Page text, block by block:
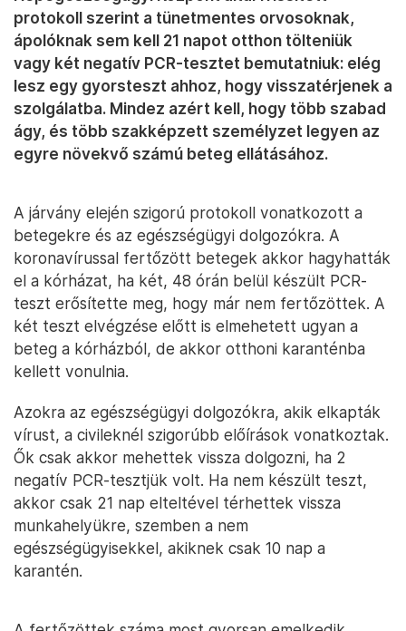
protokoll szerint a tünetmentes orvosoknak,
ápolóknak sem kell 21 napot otthon tölteniük
vagy két negatív PCR-tesztet bemutatniuk: elég
lesz egy gyorsteszt ahhoz, hogy visszatérjenek a
szolgálatba. Mindez azért kell, hogy több szabad
ágy, és több szakképzett személyzet legyen az
egyre növekvő számú beteg ellátásához.
A járvány elején szigorú protokoll vonatkozott a
betegekre és az egészségügyi dolgozókra. A
koronavírussal fertőzött betegek akkor hagyhatták
el a kórházat, ha két, 48 órán belül készült PCR-
teszt erősítette meg, hogy már nem fertőzöttek. A
két teszt elvégzése előtt is elmehetett ugyan a
beteg a kórházból, de akkor otthoni karanténba
kellett vonulnia.
Azokra az egészségügyi dolgozókra, akik elkapták
vírust, a civileknél szigorúbb előírások vonatkoztak.
Ők csak akkor mehettek vissza dolgozni, ha 2
negatív PCR-tesztjük volt. Ha nem készült teszt,
akkor csak 21 nap elteltével térhettek vissza
munkahelyükre, szemben a nem
egészségügyisekkel, akiknek csak 10 nap a
karantén.